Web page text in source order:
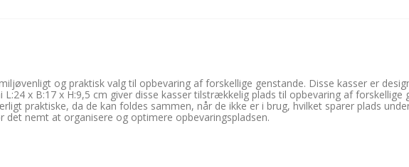
og praktisk valg til opbevaring af forskellige genstande. Disse kasser er
x B:17 x H:9,5 cm giver disse kasser tilstrækkelig plads til opbevaring af
praktiske, da de kan foldes sammen, når de ikke er i brug, hvilket sparer plads
nemt at organisere og optimere opbevaringspladsen.